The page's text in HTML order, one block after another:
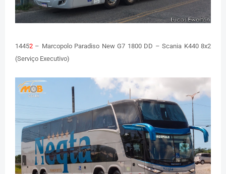
14452 – Marcopolo Paradiso New G7 1800 DD – Scania K440 8x2
(Serviço Executivo)